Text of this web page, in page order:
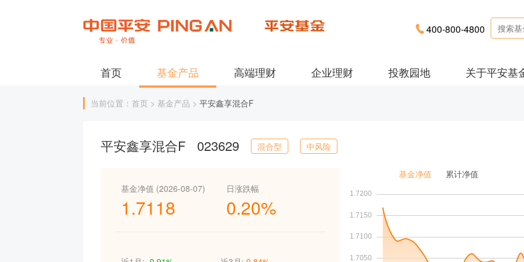
400-800-4800
首页 基金产品 高端理财 企业理财 投教园地 关于平安基
当前位置：首页 > 基金产品 > 平安鑫享混合F
平安鑫享混合F 023629 混合型 中风险
基金净值 (2026-08-07)
1.7118
日涨跌幅
0.20%
基金净值 累计净值